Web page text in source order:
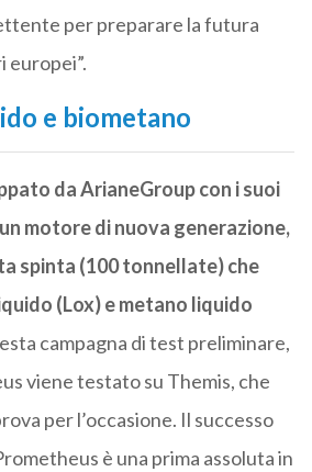
per preparare la futura
europei”.
e biometano
da ArianeGroup con i suoi
motore di nuova generazione,
spinta (100 tonnellate) che
(Lox) e metano liquido
campagna di test preliminare,
viene testato su Themis, che
per l’occasione. Il successo
è una prima assoluta in